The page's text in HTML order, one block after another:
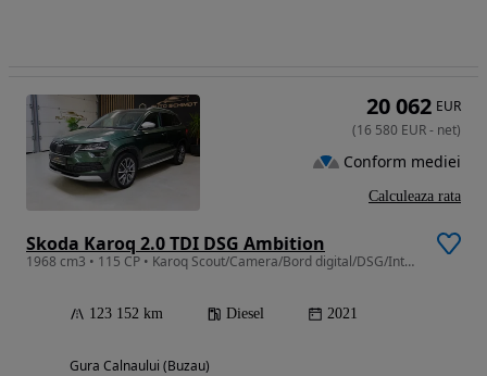
Skoda Karoq 2.0 TDI DSG Ambition
1968 cm3 • 115 CP • Karoq Scout/Camera/Bord digital/DSG/Interior Bicolor/Led/Incalzire vol
123 152 km Diesel 2021
Gura Calnaului (Buzau)
20 062 EUR
(16 580 EUR- net)
Conform mediei
Calculeaza rata